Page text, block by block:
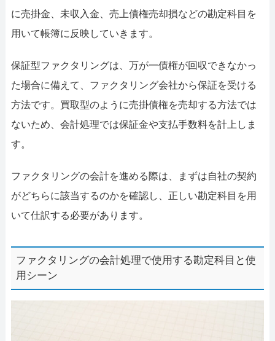
に売掛金、未収入金、売上債権売却損などの勘定科目を
用いて帳簿に反映していきます。
保証型ファクタリングは、万が一債権が回収できなかっ
た場合に備えて、ファクタリング会社から保証を受ける
方法です。買取型のように売掛債権を売却する方法では
ないため、会計処理では保証金や支払手数料を計上しま
す。
ファクタリングの会計を進める際は、まずは自社の契約
がどちらに該当するのかを確認し、正しい勘定科目を用
いて仕訳する必要があります。
ファクタリングの会計処理で使用する勘定科目と使
用シーン